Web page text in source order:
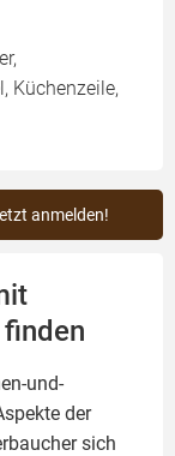
Küchenzeile,
anmelden!
und-
der
sich